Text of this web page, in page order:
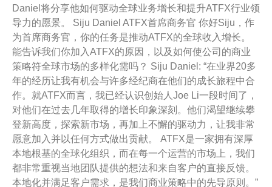
Daniel将分享他如何驱动全球业务增长和提升ATFX行业领
导力的愿景。 Siju Daniel ATFX首席商务官 你好Siju，作
为首席商务官，你的任务是推动ATFX的全球收入增长。
能告诉我们你加入ATFX的原因，以及如何使公司的商业
策略符全球市场的多样化需吗？ Siju Daniel: “在业界20多
年的经历让我有机会与许多经纪商在他们的成长旅程中合
作。就ATFX而言，我已经认识创始人Joe Li一段时间了，
对他们在过去几年取得的增长印象深刻。他们渴望继续攀
登新高度，探索新市场，再加上不懈的驱动力，让我非常
愿意加入并以任何方式做出贡献。 ATFX是一家拥有深厚
本地根基的全球化组织，而在每一个运营的市场上，我们
都非常重视当地团队提供的想法和来自客户的直接反馈。
本地化并满足客户需求，是我们商业策略中的先导原则。”